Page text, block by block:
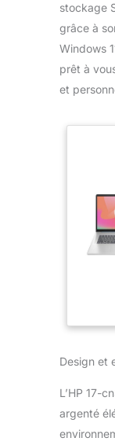
stockage
grâce à
Windows
prêt à
et
Design et
L’HP 17-
argenté